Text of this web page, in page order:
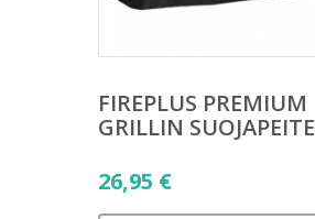
FIREPLUS PREMIUM
GRILLIN SUOJAPEITE
26,95 €